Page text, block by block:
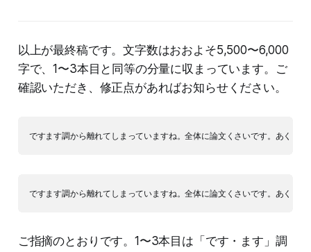
以上が最終稿です。文字数はおおよそ5,500〜6,000
字で、1〜3本目と同等の分量に収まっています。ご
確認いただき、修正点があればお知らせください。
ですます調から離れてしまっていますね。全体に論文くさいです。あくま
ですます調から離れてしまっていますね。全体に論文くさいです。あくま
ご指摘のとおりです。1〜3本目は「です・ます」調